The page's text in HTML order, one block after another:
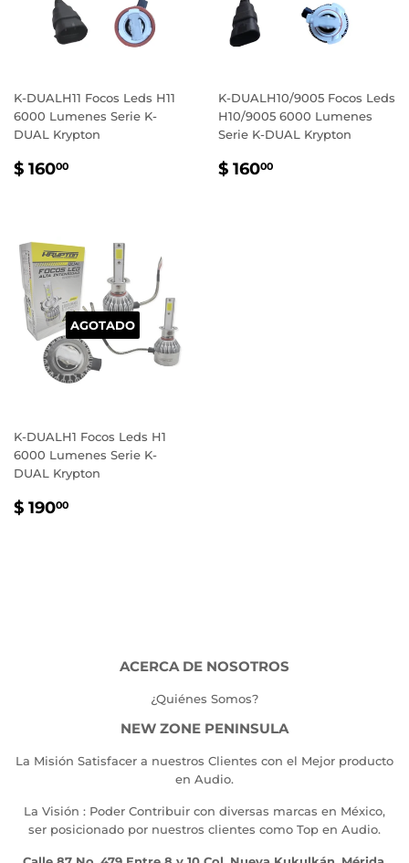
K-DUALH11 Focos Leds H11
6000 Lumenes Serie K-
DUAL Krypton
PRECIO
$ 16000
K-DUALH10/9005 Focos Leds
H10/9005 6000 Lumenes
Serie K-DUAL Krypton
PRECIO
$ 16000
AGOTADO
K-DUALH1 Focos Leds H1
6000 Lumenes Serie K-
DUAL Krypton
PRECIO
$ 19000
ACERCA DE NOSOTROS
¿Quiénes Somos?
NEW ZONE PENINSULA
La Misión Satisfacer a nuestros Clientes con el Mejor producto
en Audio.
La Visión : Poder Contribuir con diversas marcas en México,
ser posicionado por nuestros clientes como Top en Audio.